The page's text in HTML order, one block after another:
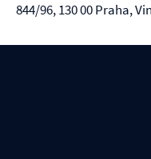
844/96, 130 00 Praha,